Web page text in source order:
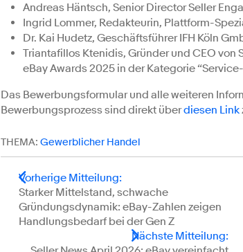
Andreas Häntsch, Senior Director Seller
Ingrid Lommer, Redakteurin, Plattform-
Dr. Kai Hudetz, Geschäftsführer IFH Köln
Triantafillos Ktenidis, Gründer und CEO von
eBay Awards 2025 in der Kategorie
Das Bewerbungsformular und alle weiteren
Bewerbungsprozess sind direkt überdiesen Link
THEMA: Gewerblicher Handel
Vorherige Mitteilung:
Starker Mittelstand, schwache
Gründungsdynamik: eBay-Zahlen zeigen
Handlungsbedarf bei der Gen Z
Nächste Mitteilung: